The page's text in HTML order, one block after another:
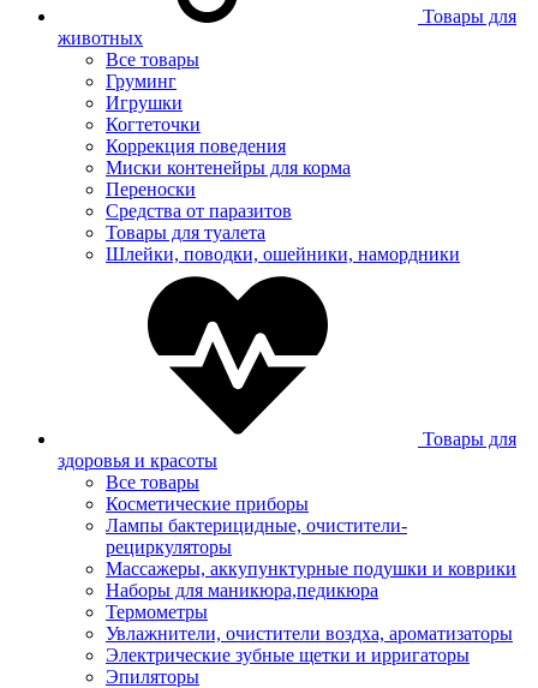
Товары для
животных
Все товары
Груминг
Игрушки
Когтеточки
Коррекция поведения
Миски контенейры для корма
Переноски
Средства от паразитов
Товары для туалета
Шлейки, поводки, ошейники, намордники
Товары для
здоровья и красоты
Все товары
Косметические приборы
Лампы бактерицидные, очистители-
рециркуляторы
Массажеры, аккупунктурные подушки и коврики
Наборы для маникюра,педикюра
Термометры
Увлажнители, очистители воздха, ароматизаторы
Электрические зубные щетки и ирригаторы
Эпиляторы